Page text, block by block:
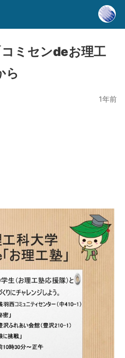
ミセンdeお理工
ら
1年前